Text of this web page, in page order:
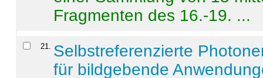
Fragmenten des 16.-19. ...
21
Selbstreferenzierte
für bildgebende